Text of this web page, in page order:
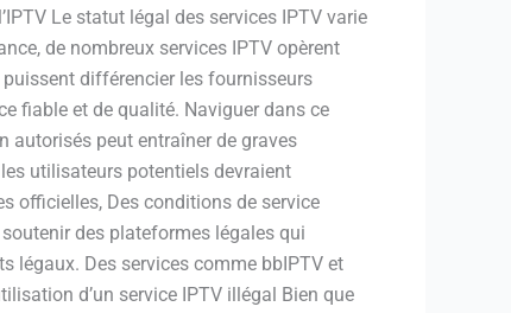
Le statut légal des services IPTV varie
de nombreux services IPTV opèrent
différencier les fournisseurs
fiable et de qualité. Naviguer dans ce
autorisés peut entraîner de graves
utilisateurs potentiels devraient
officielles, Des conditions de service
des plateformes légales qui
légaux. Des services comme bbIPTV et
d’un service IPTV illégal Bien que